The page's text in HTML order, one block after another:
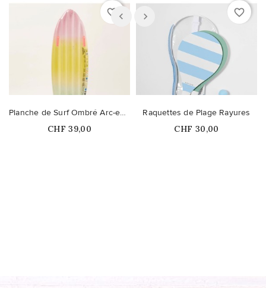
favorite_border
Planche de Surf Ombré Arc-en-Ciel
Prix
CHF 39,00
favorite_border
Raquettes de Plage Rayures
Prix
CHF 30,00